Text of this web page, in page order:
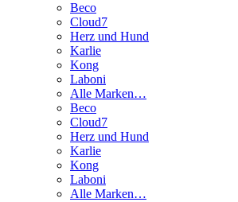
Beco
Cloud7
Herz und Hund
Karlie
Kong
Laboni
Alle Marken…
Beco
Cloud7
Herz und Hund
Karlie
Kong
Laboni
Alle Marken…